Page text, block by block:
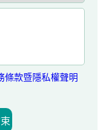
條款暨隱私權聲明